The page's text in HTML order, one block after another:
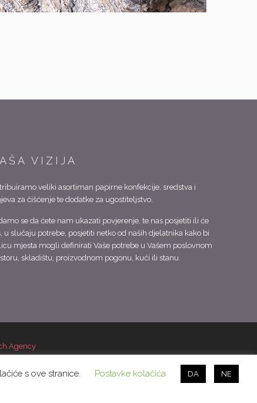
VIZIJA
veliki asortiman papirne konfekcije, sredstva i
za čišćenje te dodatke za ugostiteljstvo.
se da ćete nam ukazati povjerenje, te nas posjetiti ili će
u slučaju potrebe, posjetiti netko od naših djelatnika kako bi
mjesta mogli definirati Vaše potrebe u Vašem poslovnom
skladištu, proizvodnom pogonu, kući ili stanu.
s ove stranice. Postavke kolačića DA NE